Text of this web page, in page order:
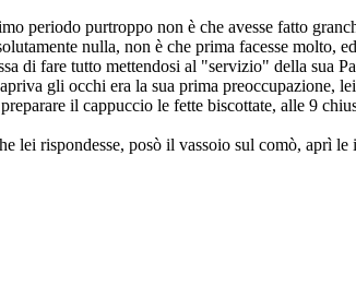
periodo purtroppo non è che avesse fatto
nulla, non è che prima facesse molto,
di fare tutto mettendosi al "servizio" della sua
gli occhi era la sua prima preoccupazione,
il cappuccio le fette biscottate, alle 9
lei rispondesse, posò il vassoio sul comò, aprì le